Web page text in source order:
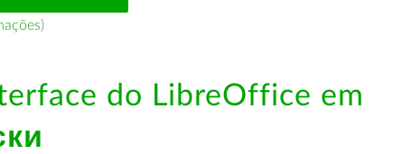
)
do LibreOffice em